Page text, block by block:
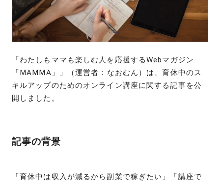
「わたしもママも楽しむ人を応援するWebマガジン
「MAMMA」」（運営者：なおむん）は、育休中のス
キルアップのためのオンライン講座に関する記事を公
開しました。
記事の背景
「育休中は収入が減るから副業で稼ぎたい」「講座で